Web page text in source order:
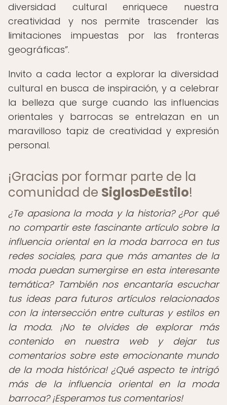
diversidad cultural enriquece nuestra
creatividad y nos permite trascender las
limitaciones impuestas por las fronteras
geográficas .
Invito a cada lector a explorar la diversidad
cultural en busca de inspiración, y a celebrar
la belleza que surge cuando las influencias
orientales y barrocas se entrelazan en un
maravilloso tapiz de creatividad y expresión
personal.
¡Gracias por formar parte de la
comunidad de SiglosDeEstilo!
¿Te apasiona la moda y la historia? ¿Por qué
no compartir este fascinante artículo sobre la
influencia oriental en la moda barroca en tus
redes sociales, para que más amantes de la
moda puedan sumergirse en esta interesante
temática? También nos encantaría escuchar
tus ideas para futuros artículos relacionados
con la intersección entre culturas y estilos en
la moda. ¡No te olvides de explorar más
contenido en nuestra web y dejar tus
comentarios sobre este emocionante mundo
de la moda histórica! ¿Qué aspecto te intrigó
más de la influencia oriental en la moda
barroca?¡Esperamos tus comentarios!